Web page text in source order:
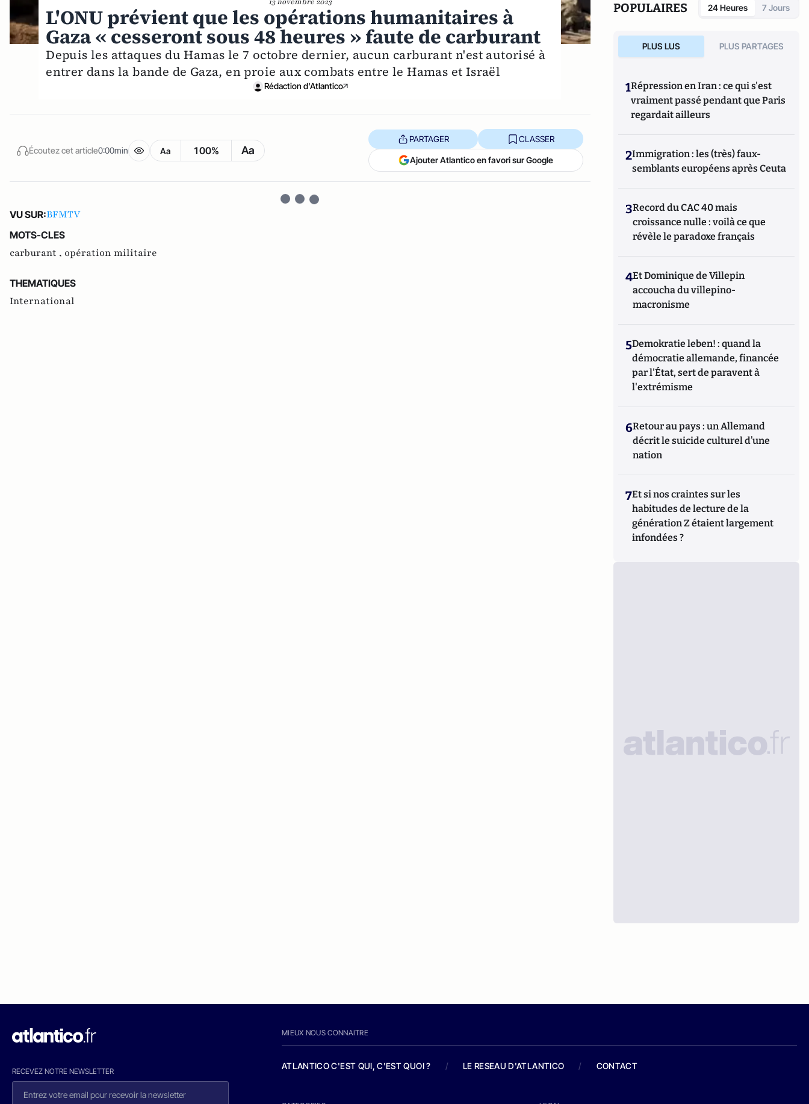
13 novembre 2023
L'ONU prévient que les opérations humanitaires à
Gaza « cesseront sous 48 heures » faute de carburant
Depuis les attaques du Hamas le 7 octobre dernier, aucun carburant n'est autorisé à
entrer dans la bande de Gaza, en proie aux combats entre le Hamas et Israël
Rédaction d'Atlantico
Écoutez cet article0:00min Aa 100% Aa
PARTAGER CLASSER
Ajouter Atlantico en favori sur Google
VU SUR:BFMTV
MOTS-CLES
carburant , opération militaire
THEMATIQUES
International
POPULAIRES 24 Heures 7 Jours
PLUS LUS PLUS PARTAGES
1Répression en Iran : ce qui s'est
vraiment passé pendant que Paris
regardait ailleurs
2Immigration : les (très) faux-
semblants européens après Ceuta
3Record du CAC 40 mais
croissance nulle : voilà ce que
révèle le paradoxe français
4Et Dominique de Villepin
accoucha du villepino-
macronisme
5Demokratie leben! : quand la
démocratie allemande, financée
par l'État, sert de paravent à
l'extrémisme
6Retour au pays : un Allemand
décrit le suicide culturel d’une
nation
7Et si nos craintes sur les
habitudes de lecture de la
génération Z étaient largement
infondées ?
RECEVEZ NOTRE NEWSLETTER
MIEUX NOUS CONNAITRE
ATLANTICO C'EST QUI, C'EST QUOI ? / LE RESEAU D'ATLANTICO / CONTACT